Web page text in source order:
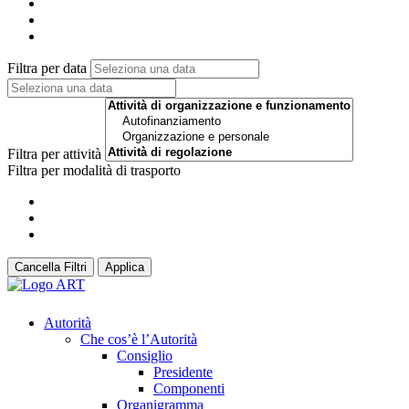
Filtra per data
Filtra per attività
Filtra per modalità di trasporto
Cancella Filtri Applica
Autorità
Che cos’è l’Autorità
Consiglio
Presidente
Componenti
Organigramma